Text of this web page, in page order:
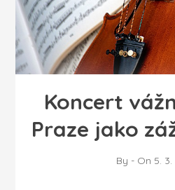
Koncert
Praze jako
By - On 5.